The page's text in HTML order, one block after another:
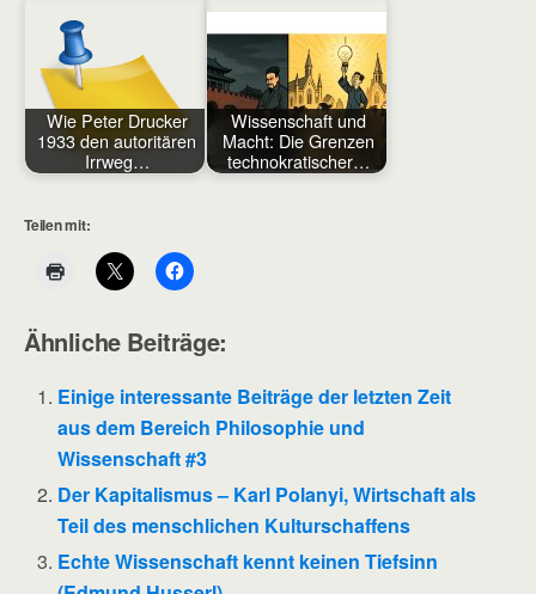
Wie Peter Drucker
1933 den autoritären
Irrweg…
Wissenschaft und
Macht: Die Grenzen
technokratischer…
Teilen mit:
Ähnliche Beiträge:
Einige interessante Beiträge der letzten Zeit
aus dem Bereich Philosophie und
Wissenschaft #3
Der Kapitalismus – Karl Polanyi, Wirtschaft als
Teil des menschlichen Kulturschaffens
Echte Wissenschaft kennt keinen Tiefsinn